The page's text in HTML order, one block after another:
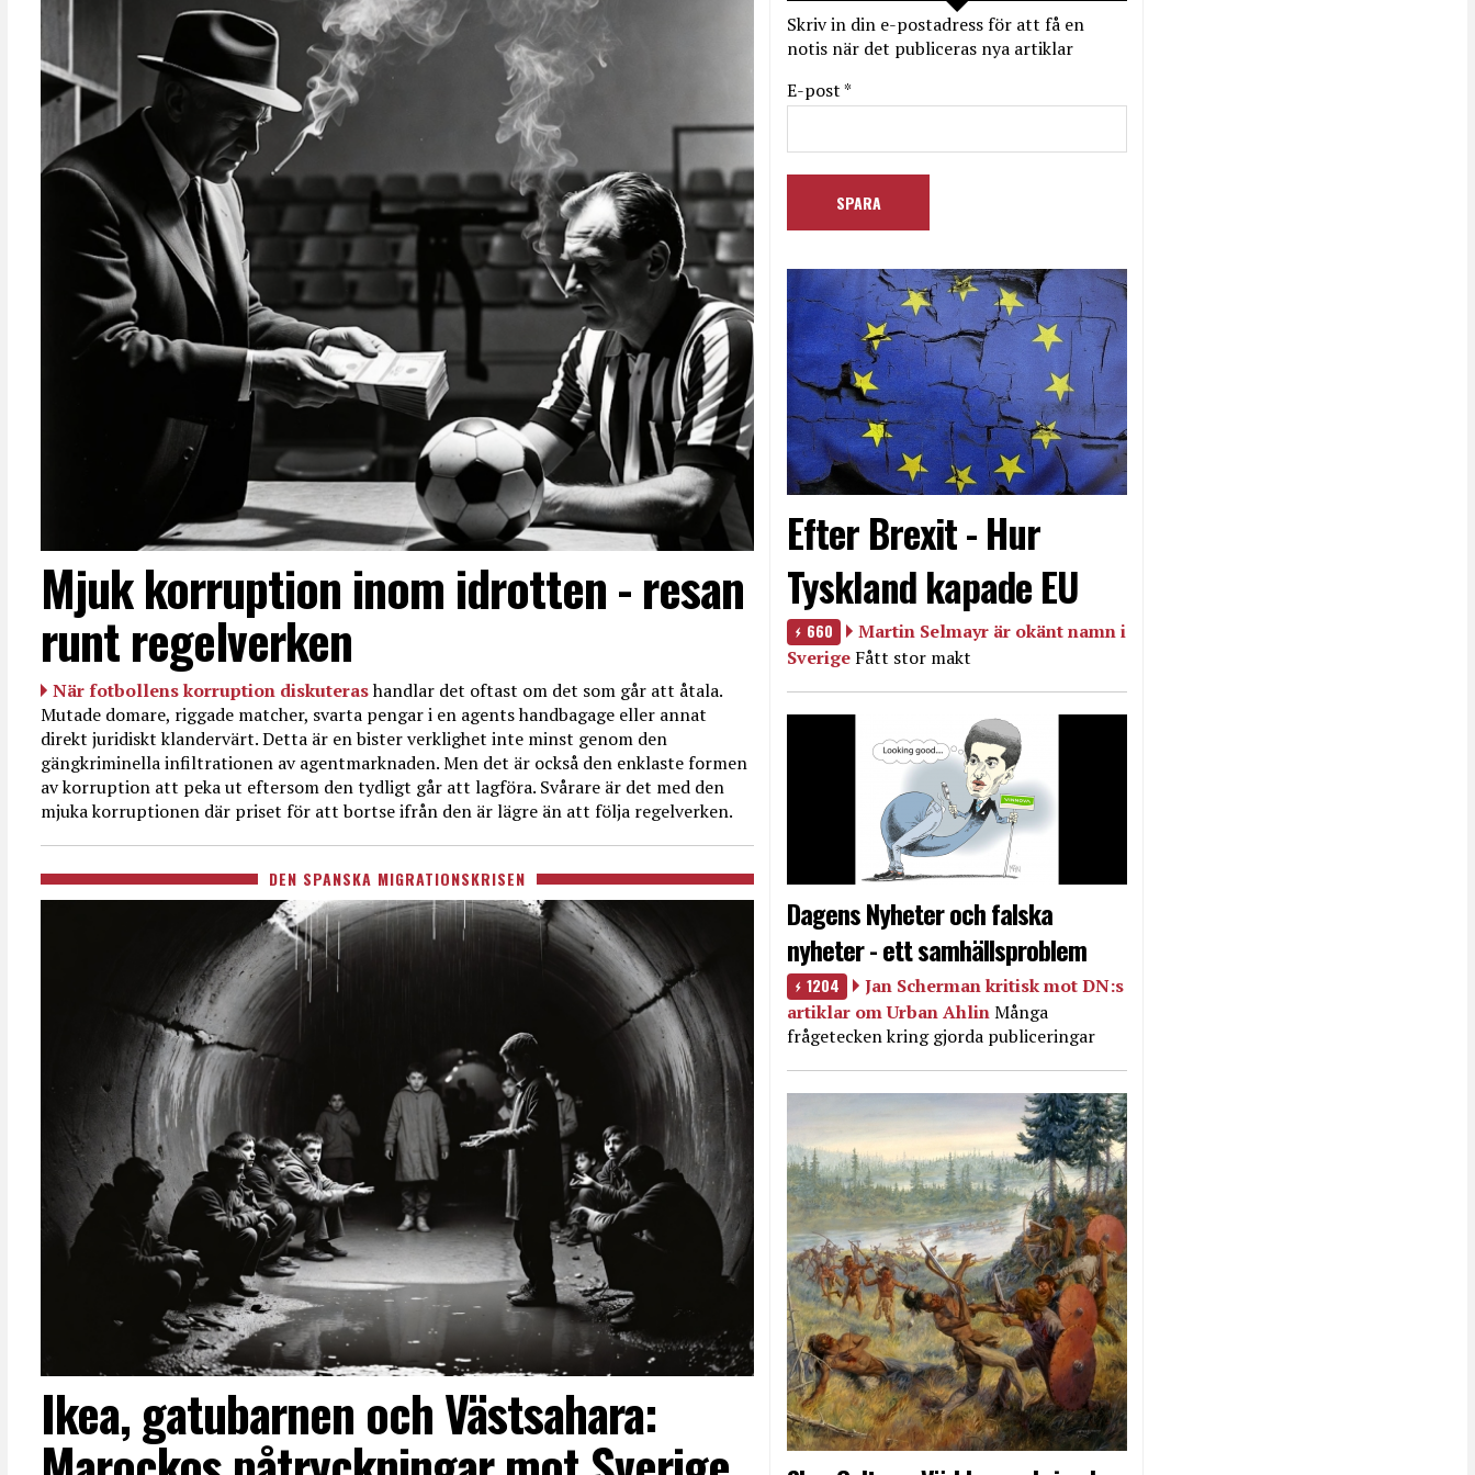
Mjuk korruption inom idrotten - resan
runt regelverken
När fotbollens korruption diskuterashandlar det oftast om det som går att åtala.
Mutade domare, riggade matcher, svarta pengar i en agents handbagage eller annat
direkt juridiskt klandervärt. Detta är en bister verklighet inte minst genom den
gängkriminella infiltrationen av agentmarknaden. Men det är också den enklaste formen
av korruption att peka ut eftersom den tydligt går att lagföra. Svårare är det med den
mjuka korruptionen där priset för att bortse ifrån den är lägre än att följa regelverken.
DEN SPANSKA MIGRATIONSKRISEN
Ikea, gatubarnen och Västsahara:
Skriv in din e-postadress för att få en
notis när det publiceras nya artiklar
E-post *
Efter Brexit - Hur
Tyskland kapade EU
660
Martin Selmayr är okänt namn i
Sverige Fått stor makt
Dagens Nyheter och falska
nyheter - ett samhällsproblem
1204
Jan Scherman kritisk mot DN:s
artiklar om Urban AhlinMånga
frågetecken kring gjorda publiceringar